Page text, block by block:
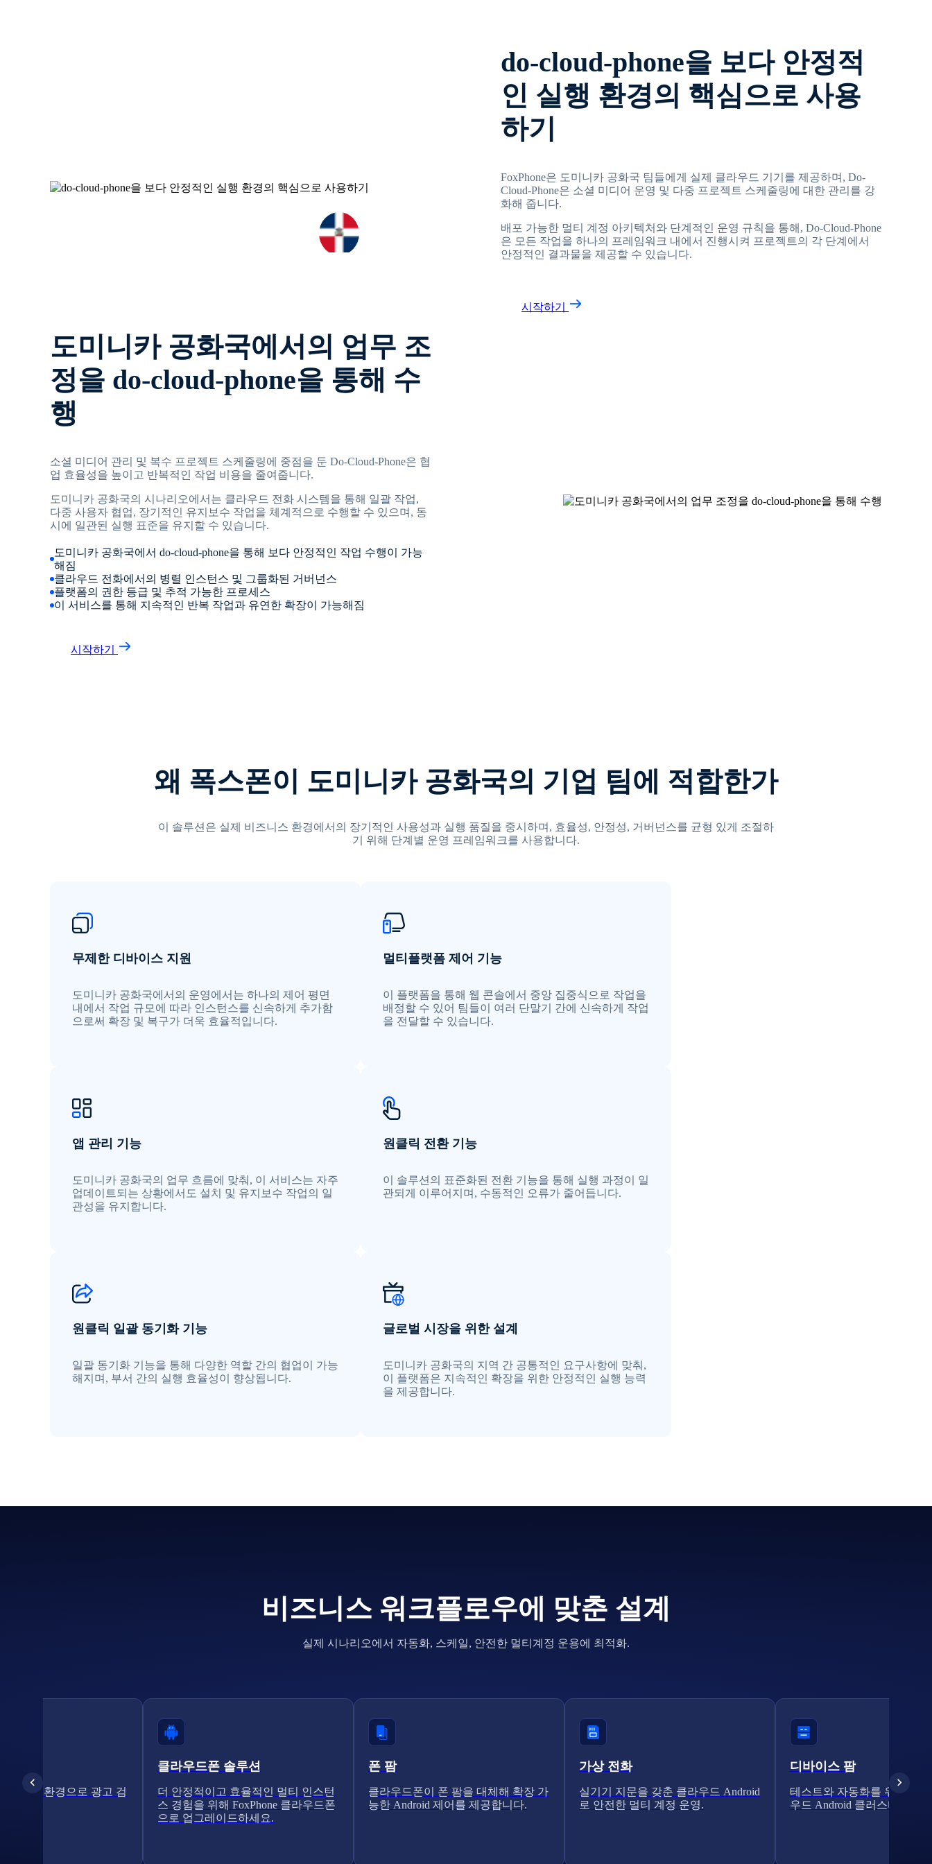
do-cloud-phone을 보다 안정적
인 실행 환경의 핵심으로 사용
하기
FoxPhone은 도미니카 공화국 팀들에게 실제 클라우드 기기를 제공하며, Do-
Cloud-Phone은 소셜 미디어 운영 및 다중 프로젝트 스케줄링에 대한 관리를 강
화해 줍니다.
배포 가능한 멀티 계정 아키텍처와 단계적인 운영 규칙을 통해, Do-Cloud-Phone
은 모든 작업을 하나의 프레임워크 내에서 진행시켜 프로젝트의 각 단계에서
안정적인 결과물을 제공할 수 있습니다.
시작하기
도미니카 공화국에서의 업무 조
정을 do-cloud-phone을 통해 수
행
소셜 미디어 관리 및 복수 프로젝트 스케줄링에 중점을 둔 Do-Cloud-Phone은 협
업 효율성을 높이고 반복적인 작업 비용을 줄여줍니다.
도미니카 공화국의 시나리오에서는 클라우드 전화 시스템을 통해 일괄 작업,
다중 사용자 협업, 장기적인 유지보수 작업을 체계적으로 수행할 수 있으며, 동
시에 일관된 실행 표준을 유지할 수 있습니다.
도미니카 공화국에서 do-cloud-phone을 통해 보다 안정적인 작업 수행이 가능
해짐
클라우드 전화에서의 병렬 인스턴스 및 그룹화된 거버넌스
플랫폼의 권한 등급 및 추적 가능한 프로세스
이 서비스를 통해 지속적인 반복 작업과 유연한 확장이 가능해짐
시작하기
왜 폭스폰이 도미니카 공화국의 기업 팀에 적합한가
이 솔루션은 실제 비즈니스 환경에서의 장기적인 사용성과 실행 품질을 중시하며, 효율성, 안정성, 거버넌스를 균형 있게 조절하
기 위해 단계별 운영 프레임워크를 사용합니다.
무제한 디바이스 지원
도미니카 공화국에서의 운영에서는 하나의 제어 평면
내에서 작업 규모에 따라 인스턴스를 신속하게 추가함
으로써 확장 및 복구가 더욱 효율적입니다.
멀티플랫폼 제어 기능
이 플랫폼을 통해 웹 콘솔에서 중앙 집중식으로 작업을
배정할 수 있어 팀들이 여러 단말기 간에 신속하게 작업
을 전달할 수 있습니다.
앱 관리 기능
도미니카 공화국의 업무 흐름에 맞춰, 이 서비스는 자주
업데이트되는 상황에서도 설치 및 유지보수 작업의 일
관성을 유지합니다.
원클릭 전환 기능
이 솔루션의 표준화된 전환 기능을 통해 실행 과정이 일
관되게 이루어지며, 수동적인 오류가 줄어듭니다.
원클릭 일괄 동기화 기능
일괄 동기화 기능을 통해 다양한 역할 간의 협업이 가능
해지며, 부서 간의 실행 효율성이 향상됩니다.
글로벌 시장을 위한 설계
도미니카 공화국의 지역 간 공통적인 요구사항에 맞춰,
이 플랫폼은 지속적인 확장을 위한 안정적인 실행 능력
을 제공합니다.
비즈니스 워크플로우에 맞춘 설계
실제 시나리오에서 자동화, 스케일, 안전한 멀티계정 운용에 최적화.
우드 폰 환경으로 광고 검
클라우드폰 솔루션
더 안정적이고 효율적인 멀티 인스턴
스 경험을 위해 FoxPhone 클라우드폰
으로 업그레이드하세요.
폰 팜
클라우드폰이 폰 팜을 대체해 확장 가
능한 Android 제어를 제공합니다.
가상 전화
실기기 지문을 갖춘 클라우드 Android
로 안전한 멀티 계정 운영.
디바이스 팜
테스트와 자동화를 위한 확
우드 Android 클러스터.